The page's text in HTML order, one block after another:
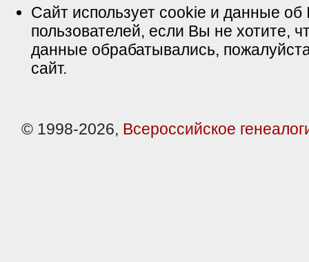
Сайт использует cookie и данные об
пользователей, если Вы не хотите,
данные обрабатывались,
сайт.
© 1998-2026, Всероссийское